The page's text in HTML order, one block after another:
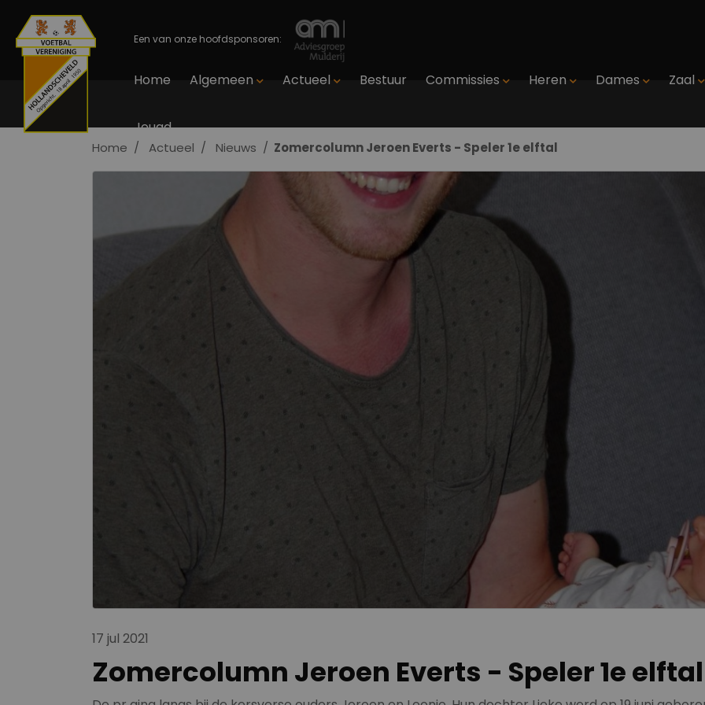
Een van onze hoofdsponsoren:
Home Algemeen Actueel Bestuur Commissies Heren Dames Zaal
Jeugd
Home Actueel Nieuws Zomercolumn Jeroen Everts - Speler 1e elftal
17 jul 2021
Zomercolumn Jeroen Everts - Speler 1e elftal